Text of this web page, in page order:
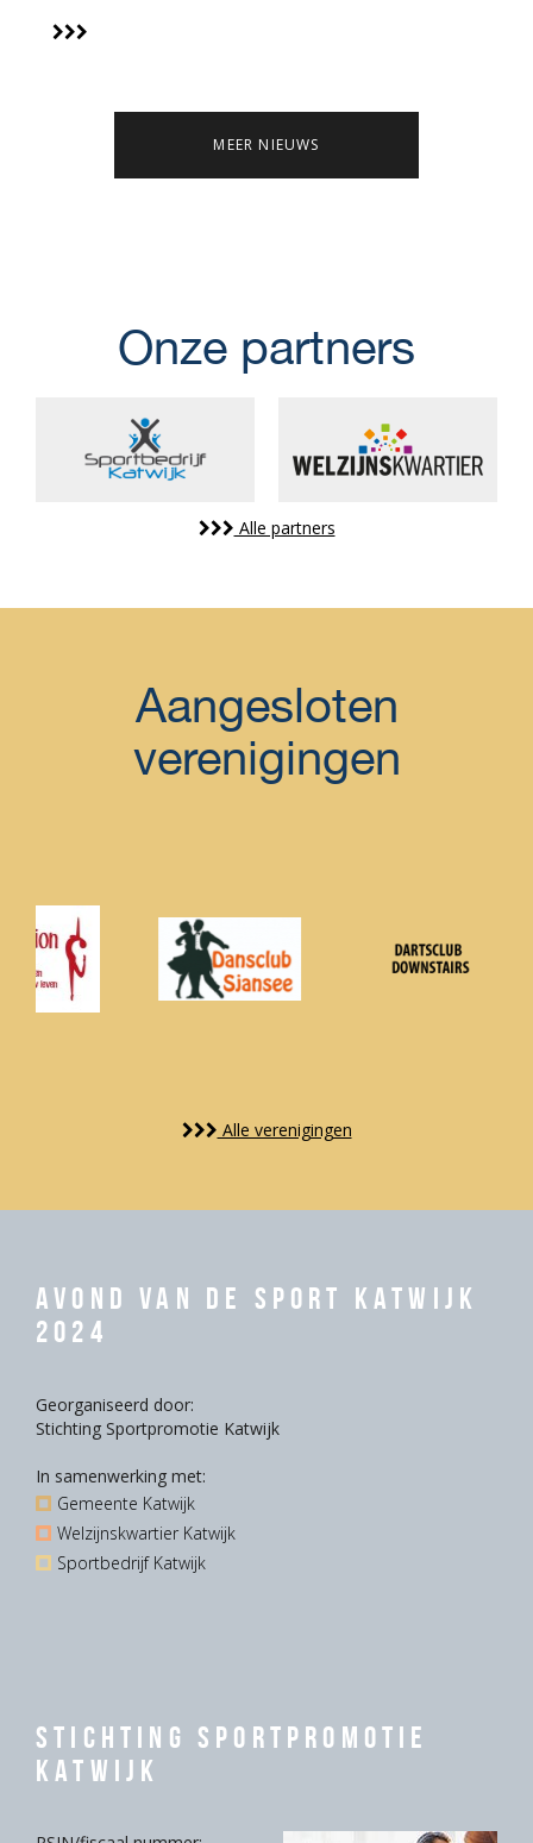
MEER NIEUWS
Onze partners
Alle partners
Aangesloten
verenigingen
Alle verenigingen
Avond van de Sport Katwijk
2024
Georganiseerd door:
Stichting Sportpromotie Katwijk
In samenwerking met:
Gemeente Katwijk
Welzijnskwartier Katwijk
Sportbedrijf Katwijk
Stichting Sportpromotie
Katwijk